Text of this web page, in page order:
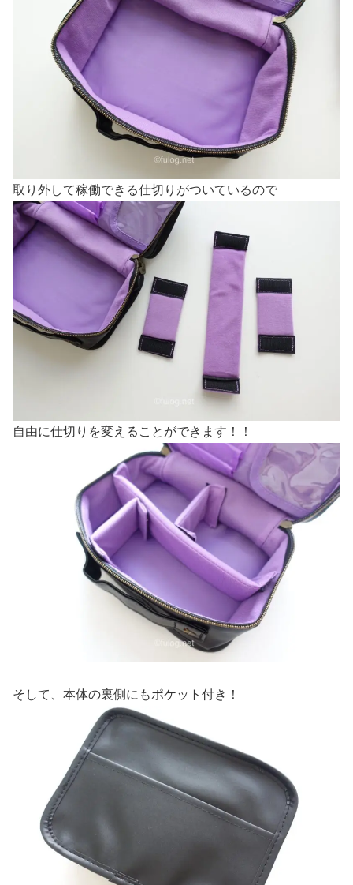
取り外して稼働できる仕切りがついているので
自由に仕切りを変えることができます！！
そして、本体の裏側にもポケット付き！